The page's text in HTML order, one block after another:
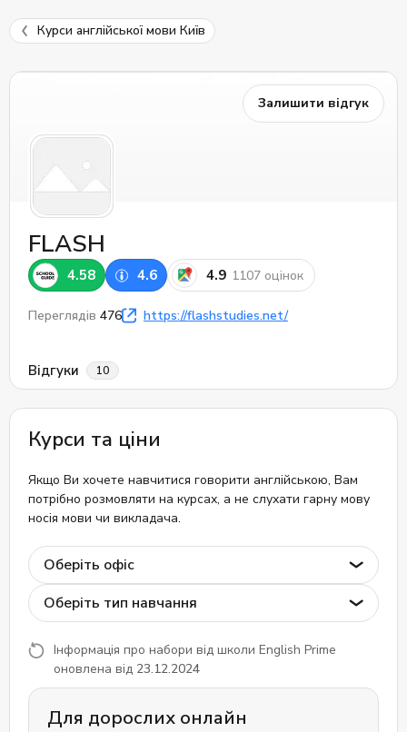
Курси англійської мови Київ
Залишити відгук
FLASH
4.58 4.6 4.9 1107 оцінок
Переглядів 476 https://flashstudies.net/
Відгуки 10
Курси та ціни
Якщо Ви хочете навчитися говорити англійською, Вам
потрібно розмовляти на курсах, а не слухати гарну мову
носія мови чи викладача.
Оберіть офіс
Оберіть тип навчання
Інформація про набори від школи English Prime
оновлена від 23.12.2024
Для дорослих онлайн